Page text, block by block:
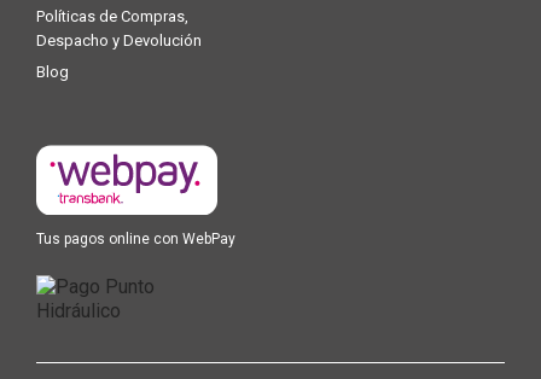
Políticas de Compras,
Despacho y Devolución
Blog
Tus pagos online con WebPay